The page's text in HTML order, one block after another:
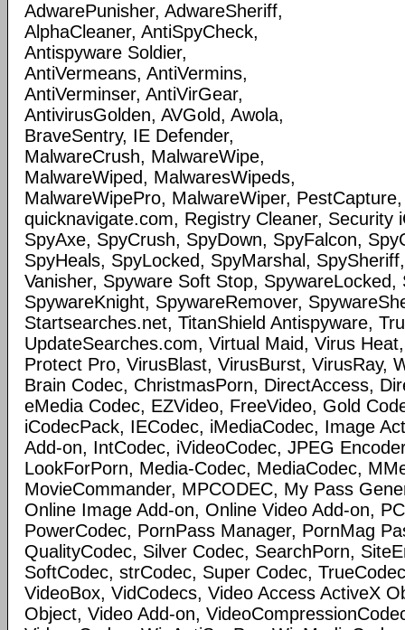
AdwarePunisher, AdwareSheriff,
AlphaCleaner, AntiSpyCheck,
Antispyware Soldier,
AntiVermeans, AntiVermins,
AntiVerminser, AntiVirGear,
AntivirusGolden, AVGold, Awola,
BraveSentry, IE Defender,
MalwareCrush, MalwareWipe,
MalwareWiped, MalwaresWipeds,
MalwareWipePro, MalwareWiper,
quicknavigate.com, Registry Cleaner, Security
SpyAxe, SpyCrush, SpyDown, SpyFalcon,
SpyHeals, SpyLocked, SpyMarshal,
Vanisher, Spyware Soft Stop, SpywareLocked,
SpywareKnight, SpywareRemover,
Startsearches.net, TitanShield Antispyware,
UpdateSearches.com, Virtual Maid, Virus
Protect Pro, VirusBlast, VirusBurst, VirusRay,
Brain Codec, ChristmasPorn, DirectAccess,
eMedia Codec, EZVideo, FreeVideo, Gold
iCodecPack, IECodec, iMediaCodec, Image
Add-on, IntCodec, iVideoCodec, JPEG
LookForPorn, Media-Codec, MediaCodec,
MovieCommander, MPCODEC, My Pass
Online Image Add-on, Online Video Add-on,
PowerCodec, PornPass Manager, PornMag
QualityCodec, Silver Codec, SearchPorn,
SoftCodec, strCodec, Super Codec,
VideoBox, VidCodecs, Video Access ActiveX
Object, Video Add-on,